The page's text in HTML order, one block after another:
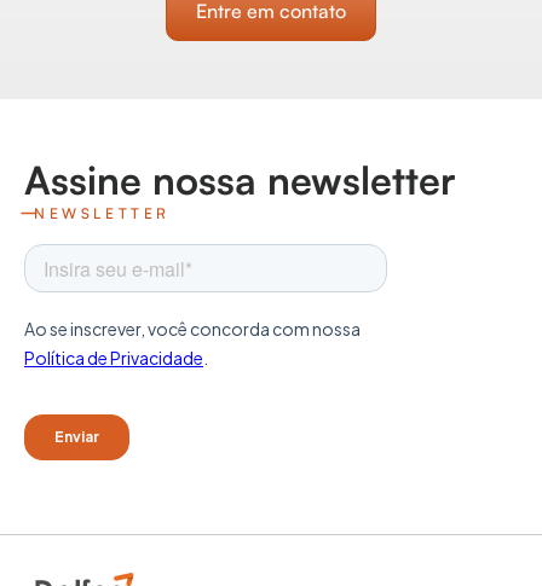
Entre em contato
Assine nossa newsletter
NEWSLETTER